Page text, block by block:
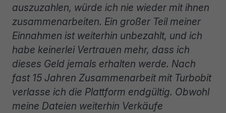
auszuzahlen, würde ich nie wieder mit ihnen
zusammenarbeiten. Ein großer Teil meiner
Einnahmen ist weiterhin unbezahlt, und ich
habe keinerlei Vertrauen mehr, dass ich
dieses Geld jemals erhalten werde. Nach
fast 15 Jahren Zusammenarbeit mit Turbobit
verlasse ich die Plattform endgültig. Obwohl
meine Dateien weiterhin Verkäufe